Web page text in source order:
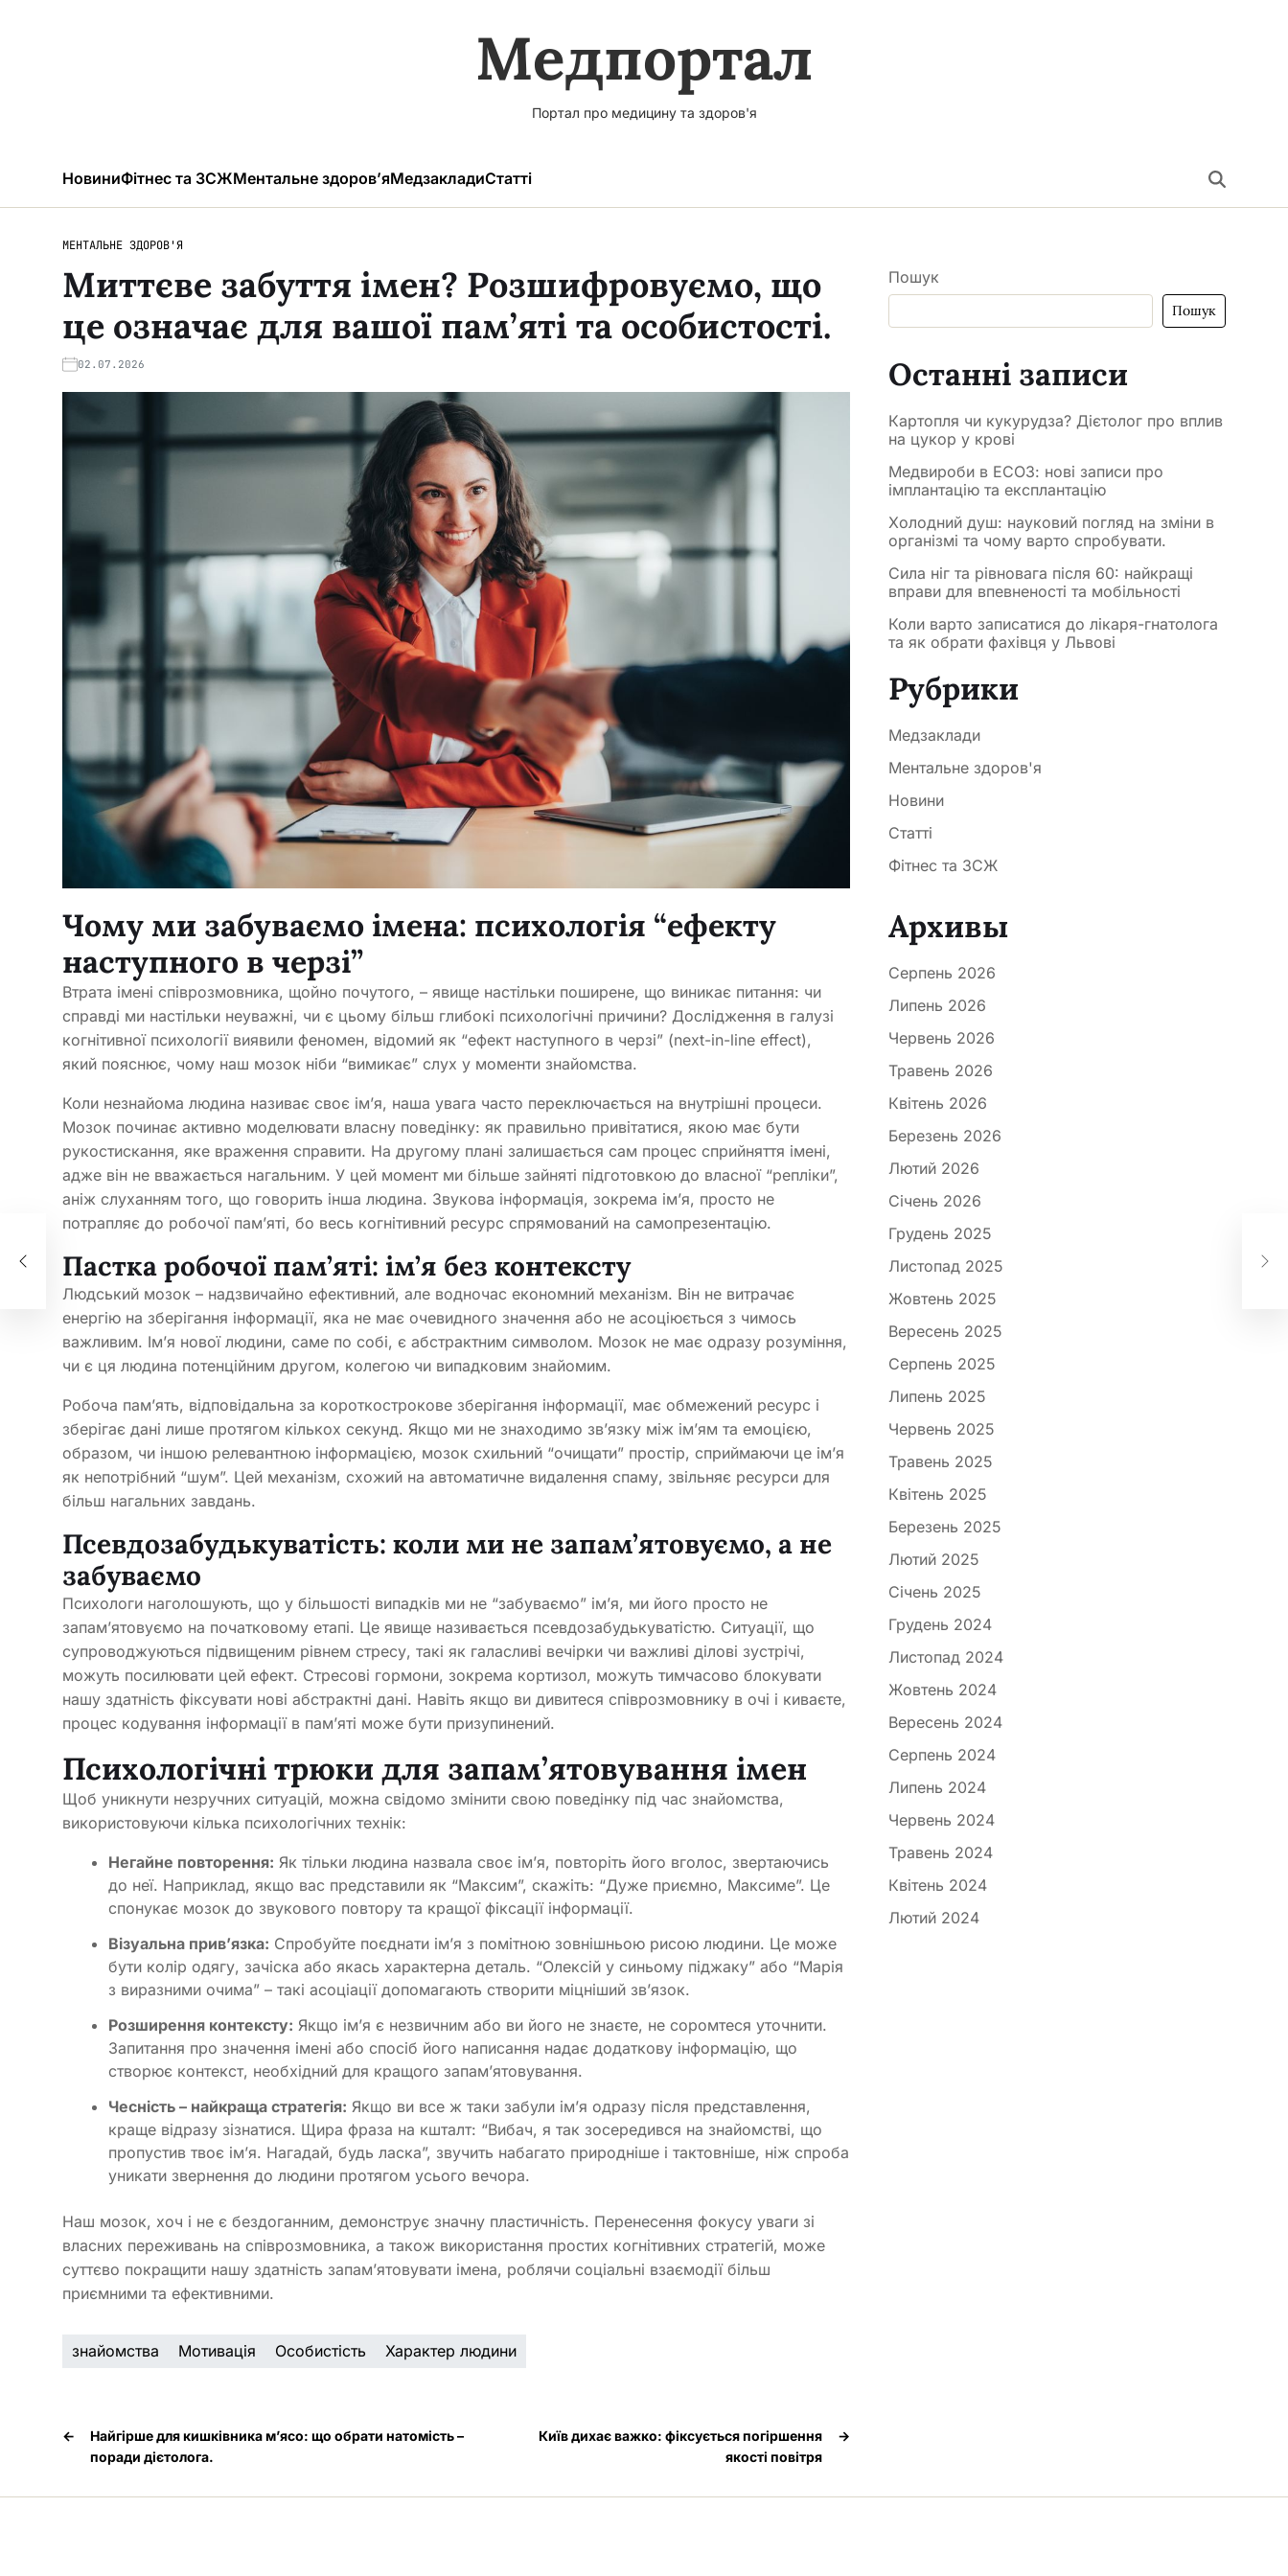
Медпортал
Портал про медицину та здоров'я
НовиниФітнес та ЗСЖМентальне здоров’яМедзакладиСтатті
МЕНТАЛЬНЕ ЗДОРОВ'Я
Миттєве забуття імен? Розшифровуємо, що
це означає для вашої пам’яті та особистості.
02.07.2026
Чому ми забуваємо імена: психологія “ефекту
наступного в черзі”
Втрата імені співрозмовника, щойно почутого, – явище настільки поширене, що виникає питання: чи
справді ми настільки неуважні, чи є цьому більш глибокі психологічні причини? Дослідження в галузі
когнітивної психології виявили феномен, відомий як “ефект наступного в черзі” (next-in-line effect),
який пояснює, чому наш мозок ніби “вимикає” слух у моменти знайомства.
Коли незнайома людина називає своє ім’я, наша увага часто переключається на внутрішні процеси.
Мозок починає активно моделювати власну поведінку: як правильно привітатися, якою має бути
рукостискання, яке враження справити. На другому плані залишається сам процес сприйняття імені,
адже він не вважається нагальним. У цей момент ми більше зайняті підготовкою до власної “репліки”,
аніж слуханням того, що говорить інша людина. Звукова інформація, зокрема ім’я, просто не
потрапляє до робочої пам’яті, бо весь когнітивний ресурс спрямований на самопрезентацію.
Пастка робочої пам’яті: ім’я без контексту
Людський мозок – надзвичайно ефективний, але водночас економний механізм. Він не витрачає
енергію на зберігання інформації, яка не має очевидного значення або не асоціюється з чимось
важливим. Ім’я нової людини, саме по собі, є абстрактним символом. Мозок не має одразу розуміння,
чи є ця людина потенційним другом, колегою чи випадковим знайомим.
Робоча пам’ять, відповідальна за короткострокове зберігання інформації, має обмежений ресурс і
зберігає дані лише протягом кількох секунд. Якщо ми не знаходимо зв’язку між ім’ям та емоцією,
образом, чи іншою релевантною інформацією, мозок схильний “очищати” простір, сприймаючи це ім’я
як непотрібний “шум”. Цей механізм, схожий на автоматичне видалення спаму, звільняє ресурси для
більш нагальних завдань.
Псевдозабудькуватість: коли ми не запам’ятовуємо, а не
забуваємо
Психологи наголошують, що у більшості випадків ми не “забуваємо” ім’я, ми його просто не
запам’ятовуємо на початковому етапі. Це явище називається псевдозабудькуватістю. Ситуації, що
супроводжуються підвищеним рівнем стресу, такі як галасливі вечірки чи важливі ділові зустрічі,
можуть посилювати цей ефект. Стресові гормони, зокрема кортизол, можуть тимчасово блокувати
нашу здатність фіксувати нові абстрактні дані. Навіть якщо ви дивитеся співрозмовнику в очі і киваєте,
процес кодування інформації в пам’яті може бути призупинений.
Психологічні трюки для запам’ятовування імен
Щоб уникнути незручних ситуацій, можна свідомо змінити свою поведінку під час знайомства,
використовуючи кілька психологічних технік:
Негайне повторення: Як тільки людина назвала своє ім’я, повторіть його вголос, звертаючись
до неї. Наприклад, якщо вас представили як “Максим”, скажіть: “Дуже приємно, Максиме”. Це
спонукає мозок до звукового повтору та кращої фіксації інформації.
Візуальна прив’язка: Спробуйте поєднати ім’я з помітною зовнішньою рисою людини. Це може
бути колір одягу, зачіска або якась характерна деталь. “Олексій у синьому піджаку” або “Марія
з виразними очима” – такі асоціації допомагають створити міцніший зв’язок.
Розширення контексту: Якщо ім’я є незвичним або ви його не знаєте, не соромтеся уточнити.
Запитання про значення імені або спосіб його написання надає додаткову інформацію, що
створює контекст, необхідний для кращого запам’ятовування.
Чесність – найкраща стратегія: Якщо ви все ж таки забули ім’я одразу після представлення,
краще відразу зізнатися. Щира фраза на кшталт: “Вибач, я так зосередився на знайомстві, що
пропустив твоє ім’я. Нагадай, будь ласка”, звучить набагато природніше і тактовніше, ніж спроба
уникати звернення до людини протягом усього вечора.
Наш мозок, хоч і не є бездоганним, демонструє значну пластичність. Перенесення фокусу уваги зі
власних переживань на співрозмовника, а також використання простих когнітивних стратегій, може
суттєво покращити нашу здатність запам’ятовувати імена, роблячи соціальні взаємодії більш
приємними та ефективними.
знайомства Мотивація Особистість Характер людини
←
Найгірше для кишківника м’ясо: що обрати натомість –
поради дієтолога.
→
Київ дихає важко: фіксується погіршення
якості повітря
Пошук
Пошук
Останні записи
Картопля чи кукурудза? Дієтолог про вплив
на цукор у крові
Медвироби в ЕСОЗ: нові записи про
імплантацію та експлантацію
Холодний душ: науковий погляд на зміни в
організмі та чому варто спробувати.
Сила ніг та рівновага після 60: найкращі
вправи для впевненості та мобільності
Коли варто записатися до лікаря-гнатолога
та як обрати фахівця у Львові
Рубрики
Медзаклади
Ментальне здоров'я
Новини
Статті
Фітнес та ЗСЖ
Архивы
Серпень 2026
Липень 2026
Червень 2026
Травень 2026
Квітень 2026
Березень 2026
Лютий 2026
Січень 2026
Грудень 2025
Листопад 2025
Жовтень 2025
Вересень 2025
Серпень 2025
Липень 2025
Червень 2025
Травень 2025
Квітень 2025
Березень 2025
Лютий 2025
Січень 2025
Грудень 2024
Листопад 2024
Жовтень 2024
Вересень 2024
Серпень 2024
Липень 2024
Червень 2024
Травень 2024
Квітень 2024
Лютий 2024
–